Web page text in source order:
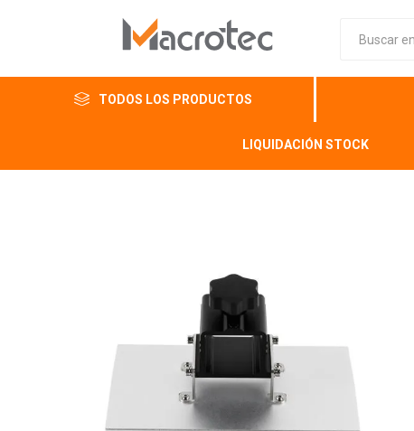
TODOS LOS PRODUCTOS
LIQUIDACIÓN STOCK